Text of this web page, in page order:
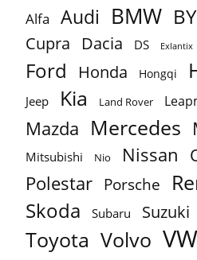
Alfa Audi BMW
Cupra Dacia DS Exlantix
Ford Honda Hongqi
Jeep Kia Land Rover
Mazda Mercedes
Mitsubishi Nio Nissan
Polestar Porsche
Skoda Subaru Suzuki
Toyota Volvo VW